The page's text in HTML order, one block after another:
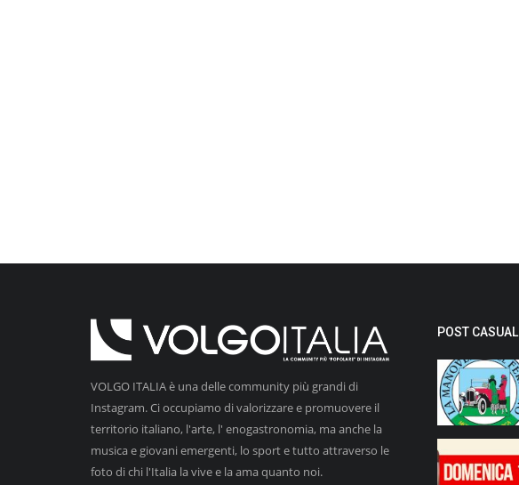
VOLGO ITALIA è una delle community più grandi di
Instagram. Ci occupiamo di valorizzare e promuovere il
territorio italiano, l'arte, l' enogastronomia, ma anche la
musica e giovani emergenti, lo sport e tutto attraverso le
foto di chi l'Italia la vive e la ama quanto noi.
POST CASUALI